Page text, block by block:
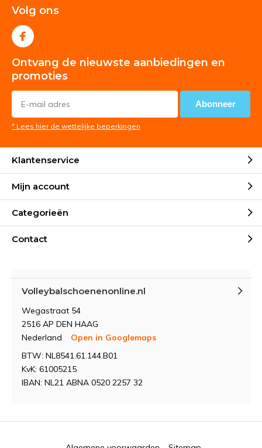
Volg ons
Ontvang de nieuwste aanbiedingen en
promoties
Abonneer
* Lees hier de wettelijke beperkingen
Klantenservice
Mijn account
Categorieën
Contact
Volleybalschoenenonline.nl
Wegastraat 54
2516 AP DEN HAAG
Nederland
Open in Googlemaps
BTW: NL8541.61.144.B01
KvK: 61005215
IBAN: NL21 ABNA 0520 2257 32